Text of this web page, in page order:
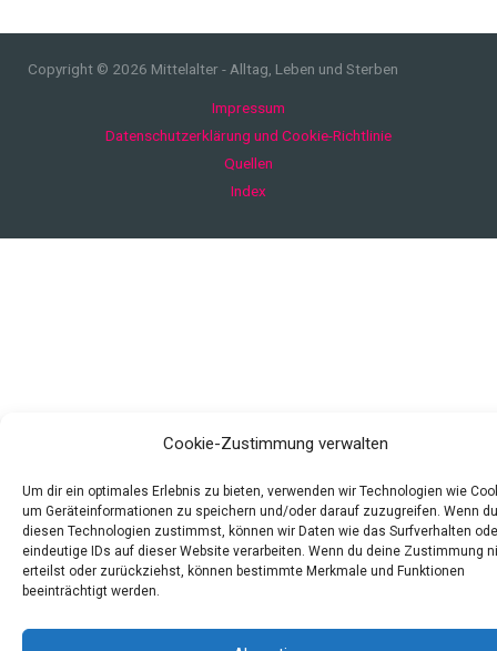
Cookie-Zustimmung verwalten
Um dir ein optimales Erlebnis zu bieten, verwenden wir Technologien wie
um Geräteinformationen zu speichern und/oder darauf zuzugreifen. Wenn du
diesen Technologien zustimmst, können wir Daten wie das Surfverhalten
eindeutige IDs auf dieser Website verarbeiten. Wenn du deine Zustimmung
erteilst oder zurückziehst, können bestimmte Merkmale und Funktionen
beeinträchtigt werden.
Copyright © 2026 Mittelalter - Alltag, Leben und Sterben
Impressum
Datenschutzerklärung und Cookie-Richtlinie
Quellen
Index